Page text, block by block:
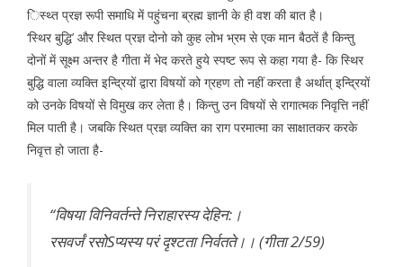
िस्थ्त प्रज्ञ रूपी समाधि में पहुंचना ब्रह्म ज्ञानी के ही वश की बात है।
‘स्थिर बुद्धि’ और स्थित प्रज्ञ दोनो को कुह लोभ भ्रम से एक मान बैठतें है किन्तु
दोनों में सूक्ष्म अन्तर है गीता में भेद करते हुये स्पष्ट रूप से कहा गया है- कि स्थिर
बुद्धि वाला व्यक्ति इन्द्रियों द्वारा विषयों को ग्रहण तो नहीं करता है अर्थात् इन्द्रियों
को उनके विषयों से विमुख कर लेता है। किन्तु उन विषयों से रागात्मक निवृत्ति नहीं
मिल पाती है। जबकि स्थित प्रज्ञ व्यक्ति का राग परमात्मा का साक्षातकर करके
निवृत्त हो जाता है-
‘‘विषया विनिवर्तन्ते निराहारस्य देहिन:।
रसवर्जं रसोSप्यस्य परं दृश्टता निर्वतते।। (गीता 2/59)